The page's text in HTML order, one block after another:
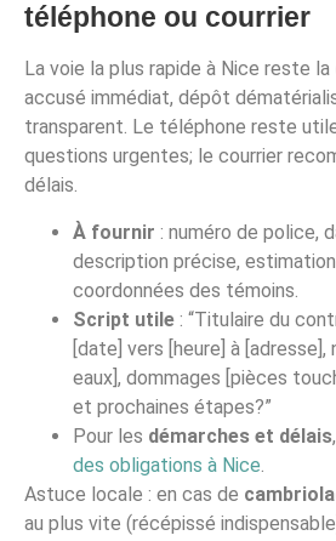
téléphone ou courrier
La voie la plus rapide à Nice reste la
accusé immédiat, dépôt
transparent. Le téléphone reste
questions urgentes; le courrier
délais.
À fournir : numéro de police,
description précise,
coordonnées des témoins.
Script utile : “Titulaire du
[date] vers [heure] à
eaux], dommages [pièces
et prochaines étapes?”
Pour les démarches et délais
des obligations à Nice.
Astuce locale : en cas de
au plus vite (récépissé